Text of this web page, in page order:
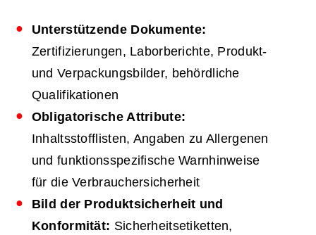
Unterstützende Dokumente:
Zertifizierungen, Laborberichte, Produkt-
und Verpackungsbilder, behördliche
Qualifikationen
Obligatorische Attribute:
Inhaltsstofflisten, Angaben zu Allergenen
und funktionsspezifische Warnhinweise
für die Verbrauchersicherheit
Bild der Produktsicherheit und
Konformität: Sicherheitsetiketten,